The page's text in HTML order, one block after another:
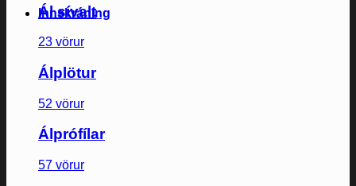
Innskráning
Ál sívalt
23 vörur
Álplötur
52 vörur
Álprófílar
57 vörur